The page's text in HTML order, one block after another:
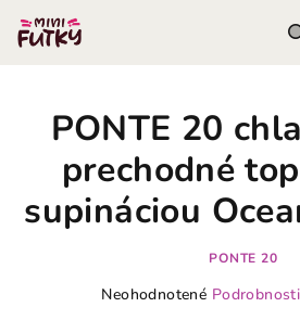
obsah
PONTE 20
prechodné
supináciou
PONTE 20
Priemerné
Neohodnotené